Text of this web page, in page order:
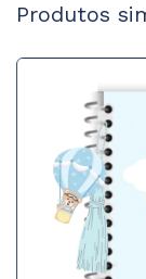
Produtos